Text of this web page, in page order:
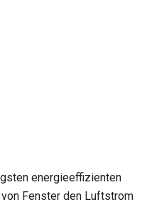
energieeffizienten
Fenster den Luftstrom